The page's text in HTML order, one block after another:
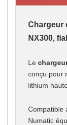
Chargeur
NX300,
Le
conçu pour
lithium
Compatible
Numatic